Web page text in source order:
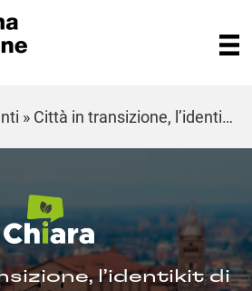
» Approfondimenti » Città in transizione, l’identikit di Bologna
l’identikit di